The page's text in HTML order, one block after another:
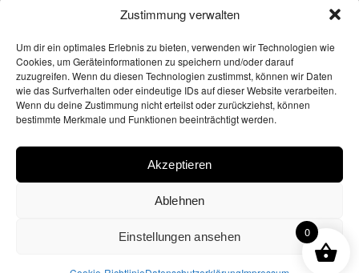
Zustimmung verwalten
Um dir ein optimales Erlebnis zu bieten, verwenden wir Technologien wie
Cookies, um Geräteinformationen zu speichern und/oder darauf
zuzugreifen. Wenn du diesen Technologien zustimmst, können wir Daten
wie das Surfverhalten oder eindeutige IDs auf dieser Website verarbeiten.
Wenn du deine Zustimmung nicht erteilst oder zurückziehst, können
bestimmte Merkmale und Funktionen beeinträchtigt werden.
Akzeptieren
Ablehnen
Einstellungen ansehen
ImpressumDatenschutzerklärung
Cookie Richtlinie (EU)
Website mit ❤️ erstellt von we-make-
marketing.com
0